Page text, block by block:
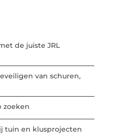
de juiste JRL
van schuren,
zoeken
tuin en klusprojecten